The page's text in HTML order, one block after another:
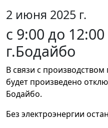
2 июня 2025 г.
с 9:00 до
г.Бодайбо
В связи с
будет произведено
Бодайбо.
Без электроэнергии